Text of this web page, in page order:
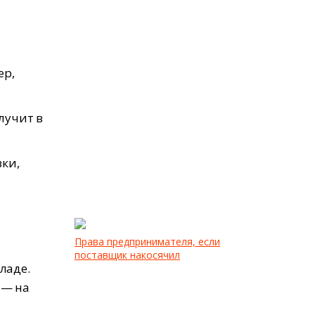
в
— на
Права предпринимателя, если
поставщик накосячил